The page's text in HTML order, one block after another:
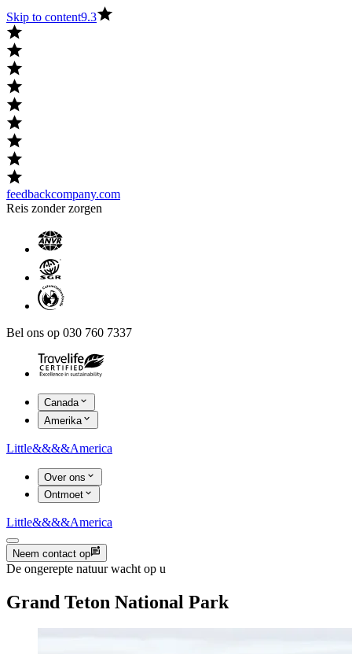
Skip to content9.3
feedbackcompany.com
Reis zonder zorgen
Bel ons op 030 760 7337
Canada
Amerika
Little&&&&America
Over ons
Ontmoet
Little&&&&America
Neem contact op
De ongerepte natuur wacht op u
Grand Teton National Park